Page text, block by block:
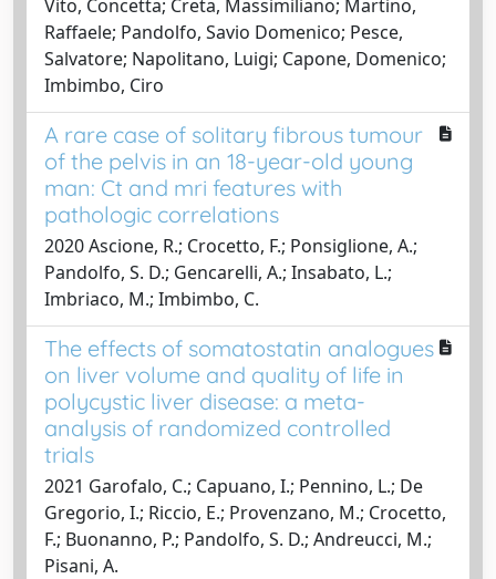
Vito, Concetta; Creta, Massimiliano; Martino,
Raffaele; Pandolfo, Savio Domenico; Pesce,
Salvatore; Napolitano, Luigi; Capone, Domenico;
Imbimbo, Ciro
A rare case of solitary fibrous tumour
of the pelvis in an 18-year-old young
man: Ct and mri features with
pathologic correlations
2020 Ascione, R.; Crocetto, F.; Ponsiglione, A.;
Pandolfo, S. D.; Gencarelli, A.; Insabato, L.;
Imbriaco, M.; Imbimbo, C.
The effects of somatostatin analogues
on liver volume and quality of life in
polycystic liver disease: a meta-
analysis of randomized controlled
trials
2021 Garofalo, C.; Capuano, I.; Pennino, L.; De
Gregorio, I.; Riccio, E.; Provenzano, M.; Crocetto,
F.; Buonanno, P.; Pandolfo, S. D.; Andreucci, M.;
Pisani, A.